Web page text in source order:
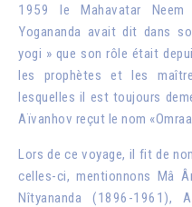
1959 le Mahavatar
Yogananda avait dit dans
yogi » que son rôle était
les prophètes et les
lesquelles il est toujours
Aïvanhov reçut le nom
Lors de ce voyage, il fit de
celles-ci, mentionnons Mâ
Nîtyananda (1896-1961),